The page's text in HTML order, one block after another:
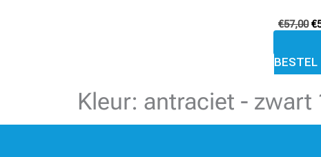
€57,00 €
BESTEL
Kleur: antraciet - zwart